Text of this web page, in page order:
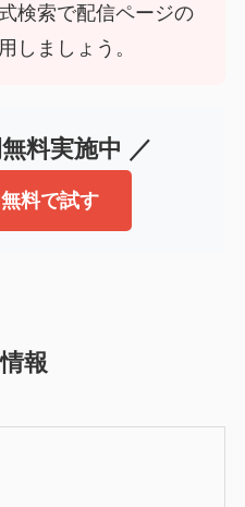
検索で配信ページの
しましょう。
料実施中 ／
料で試す
報